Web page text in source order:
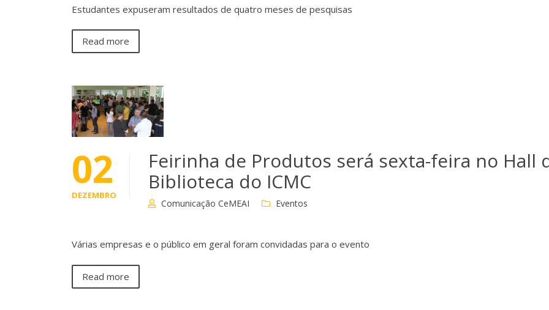
Estudantes expuseram resultados de quatro meses de pesquisas
Read more
02
DEZEMBRO
Feirinha de Produtos será sexta-feira no Hall
Biblioteca do ICMC
Comunicação CeMEAI Eventos
Várias empresas e o público em geral foram convidadas para o evento
Read more